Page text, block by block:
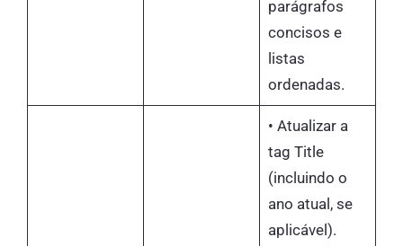
parágrafos
concisos e
listas
ordenadas.
• Atualizar a
tag Title
(incluindo o
ano atual, se
aplicável).